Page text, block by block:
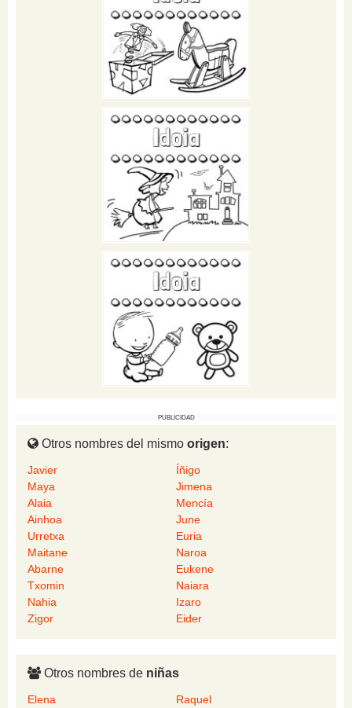
PUBLICIDAD
Otros nombres del mismo origen:
Javier
Íñigo
Maya
Jimena
Alaia
Mencía
Ainhoa
June
Urretxa
Euria
Maitane
Naroa
Abarne
Eukene
Txomin
Naiara
Nahia
Izaro
Zigor
Eider
Otros nombres de niñas
Elena
Raquel